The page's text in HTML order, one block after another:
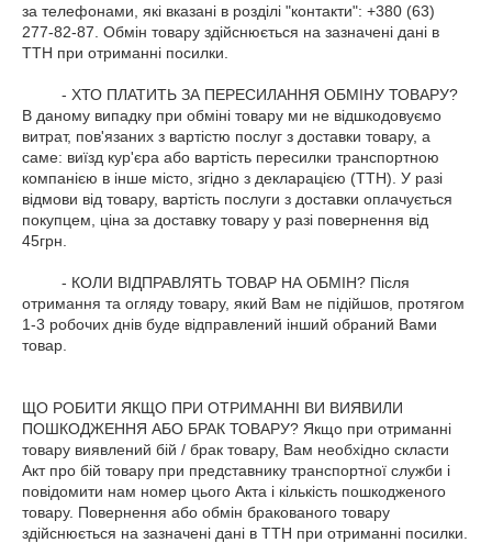
за телефонами, які вказані в розділі "контакти": +380 (63)
277-82-87. Обмін товару здійснюється на зазначені дані в
ТТН при отриманні посилки.
В даному випадку при обміні товару ми не відшкодовуємо
витрат, пов'язаних з вартістю послуг з доставки товару, а
саме: виїзд кур'єра або вартість пересилки транспортною
компанією в інше місто, згідно з декларацією (ТТН). У разі
відмови від товару, вартість послуги з доставки оплачується
покупцем, ціна за доставку товару у разі повернення від
45грн.
отримання та огляду товару, який Вам не підійшов, протягом
1-3 робочих днів буде відправлений інший обраний Вами
товар.
ЩО РОБИТИ ЯКЩО ПРИ ОТРИМАННІ ВИ ВИЯВИЛИ
ПОШКОДЖЕННЯ АБО БРАК ТОВАРУ? Якщо при отриманні
товару виявлений бій / брак товару, Вам необхідно скласти
Акт про бій товару при представнику транспортної служби і
повідомити нам номер цього Акта і кількість пошкодженого
товару. Повернення або обмін бракованого товару
здійснюється на зазначені дані в ТТН при отриманні посилки.